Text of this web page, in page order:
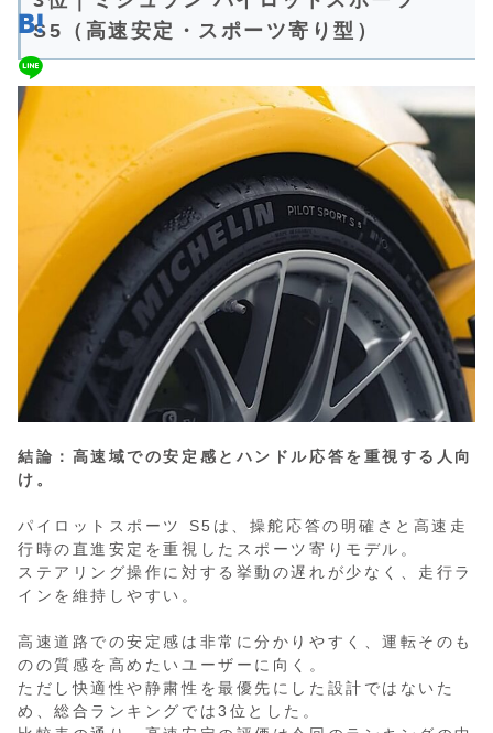
S5（高速安定・スポーツ寄り型）
結論：高速域での安定感とハンドル応答を重視する人向
け。
パイロットスポーツ S5は、操舵応答の明確さと高速走
行時の直進安定を重視したスポーツ寄りモデル。
ステアリング操作に対する挙動の遅れが少なく、走行ラ
インを維持しやすい。
高速道路での安定感は非常に分かりやすく、運転そのも
のの質感を高めたいユーザーに向く。
ただし快適性や静粛性を最優先にした設計ではないた
め、総合ランキングでは3位とした。